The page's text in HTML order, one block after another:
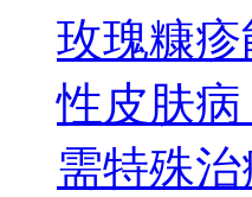
玫瑰糠
性皮肤
需特殊